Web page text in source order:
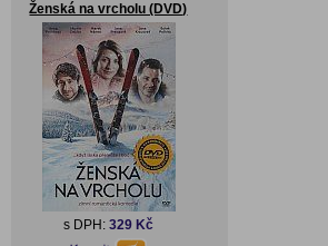
Ženská na vrcholu (DVD)
s DPH: 329 Kč